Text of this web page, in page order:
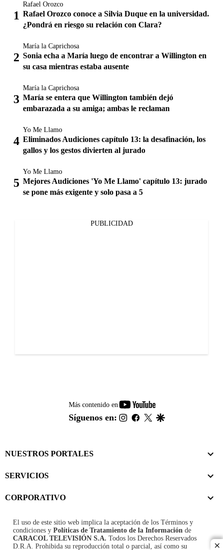
Rafael Orozco
Rafael Orozco conoce a Silvia Duque en la universidad.
¿Pondrá en riesgo su relación con Clara?
María la Caprichosa
Sonia echa a María luego de encontrar a Willington en
su casa mientras estaba ausente
María la Caprichosa
María se entera que Willington también dejó
embarazada a su amiga; ambas le reclaman
Yo Me Llamo
Eliminados Audiciones capítulo 13: la desafinación, los
gallos y los gestos divierten al jurado
Yo Me Llamo
Mejores Audiciones 'Yo Me Llamo' capítulo 13: jurado
se pone más exigente y solo pasa a 5
PUBLICIDAD
Más contenido en
youtube-
footer
Síguenos en: instagram
facebook
twitter
NUESTROS PORTALES
SERVICIOS
CORPORATIVO
El uso de este sitio web implica la aceptación de los Términos y
condiciones y Políticas de Tratamiento de la Información de
CARACOL TELEVISIÓN S.A. Todos los Derechos Reservados
D.R.A. Prohibida su reproducción total o parcial, así como su